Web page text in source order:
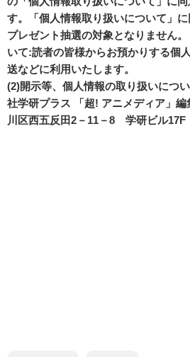
す。「個人情報取り扱いについて」
プレゼント抽選の対象となりません
いて:読者の皆様からお預かりする個
送などに利用いたします。
(2)開示等、個人情報の取り扱いにつ
社学研プラス 「超! アニメディア」編
川区西五反田2－11－8 学研ビル